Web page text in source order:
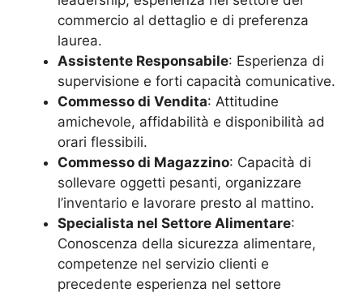
commercio al dettaglio e di preferenza
laurea.
Assistente Responsabile: Esperienza di
supervisione e forti capacità comunicative.
Commesso di Vendita: Attitudine
amichevole, affidabilità e disponibilità ad
orari flessibili.
Commesso di Magazzino: Capacità di
sollevare oggetti pesanti, organizzare
l’inventario e lavorare presto al mattino.
Specialista nel Settore Alimentare:
Conoscenza della sicurezza alimentare,
competenze nel servizio clienti e
precedente esperienza nel settore